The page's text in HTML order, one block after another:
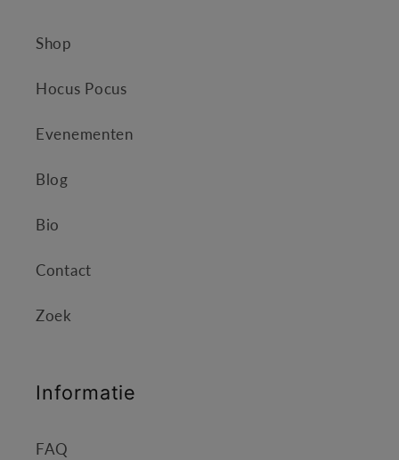
Shop
Hocus Pocus
Evenementen
Blog
Bio
Contact
Zoek
Informatie
FAQ